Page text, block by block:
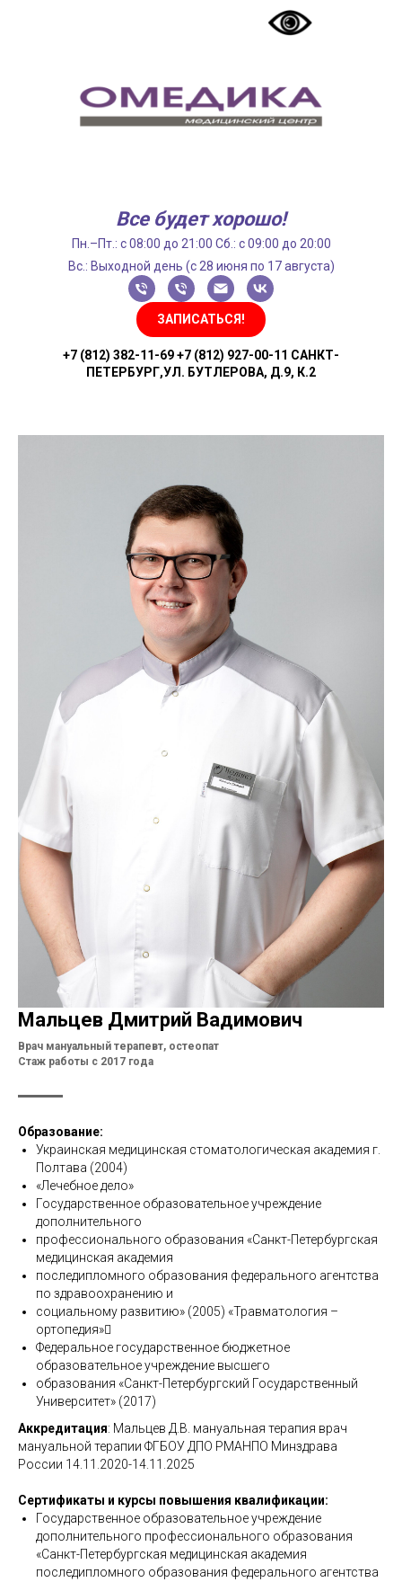
Все будет хорошо!
Пн.–Пт.: с 08:00 до 21:00 Сб.: с 09:00 до 20:00
Вс.: Выходной день (с 28 июня по 17 августа)
ЗАПИСАТЬСЯ!
+7 (812) 382-11-69 +7 (812) 927-00-11 САНКТ-
ПЕТЕРБУРГ,УЛ. БУТЛЕРОВА, Д.9, К.2
Мальцев Дмитрий Вадимович
Врач мануальный терапевт, остеопат
Стаж работы с 2017 года
Образование:
Украинская медицинская стоматологическая академия г.
Полтава (2004)
«Лечебное дело»
Государственное образовательное учреждение
дополнительного
профессионального образования «Санкт-Петербургская
медицинская академия
последипломного образования федерального агентства
по здравоохранению и
социальному развитию» (2005) «Травматология –
ортопедия»
Федеральное государственное бюджетное
образовательное учреждение высшего
образования «Санкт-Петербургский Государственный
Университет» (2017)
Аккредитация: Мальцев Д.В. мануальная терапия врач
мануальной терапии ФГБОУ ДПО РМАНПО Минздрава
России 14.11.2020-14.11.2025
Сертификаты и курсы повышения квалификации:
Государственное образовательное учреждение
дополнительного профессионального образования
«Санкт-Петербургская медицинская академия
последипломного образования федерального агентства